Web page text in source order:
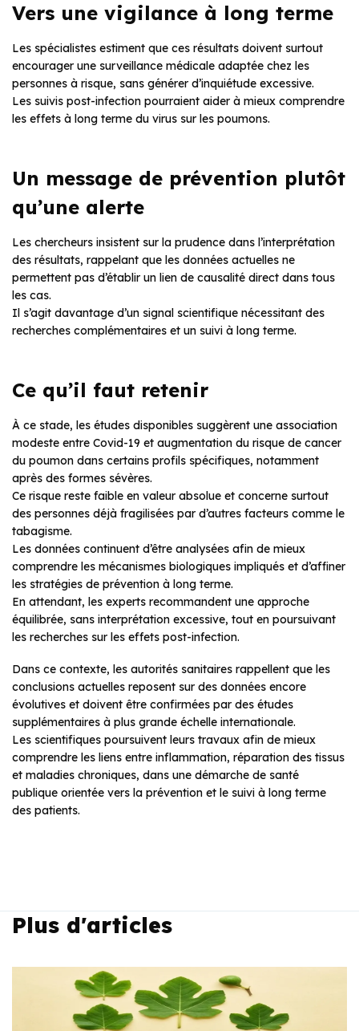
Vers une vigilance à long terme
Les spécialistes estiment que ces résultats doivent surtout
encourager une surveillance médicale adaptée chez les
personnes à risque, sans générer d’inquiétude excessive.
Les suivis post-infection pourraient aider à mieux comprendre
les effets à long terme du virus sur les poumons.
Un message de prévention plutôt
qu’une alerte
Les chercheurs insistent sur la prudence dans l’interprétation
des résultats, rappelant que les données actuelles ne
permettent pas d’établir un lien de causalité direct dans tous
les cas.
Il s’agit davantage d’un signal scientifique nécessitant des
recherches complémentaires et un suivi à long terme.
Ce qu’il faut retenir
À ce stade, les études disponibles suggèrent une association
modeste entre Covid-19 et augmentation du risque de cancer
du poumon dans certains profils spécifiques, notamment
après des formes sévères.
Ce risque reste faible en valeur absolue et concerne surtout
des personnes déjà fragilisées par d’autres facteurs comme le
tabagisme.
Les données continuent d’être analysées afin de mieux
comprendre les mécanismes biologiques impliqués et d’affiner
les stratégies de prévention à long terme.
En attendant, les experts recommandent une approche
équilibrée, sans interprétation excessive, tout en poursuivant
les recherches sur les effets post-infection.
Dans ce contexte, les autorités sanitaires rappellent que les
conclusions actuelles reposent sur des données encore
évolutives et doivent être confirmées par des études
supplémentaires à plus grande échelle internationale.
Les scientifiques poursuivent leurs travaux afin de mieux
comprendre les liens entre inflammation, réparation des tissus
et maladies chroniques, dans une démarche de santé
publique orientée vers la prévention et le suivi à long terme
des patients.
Plus d'articles